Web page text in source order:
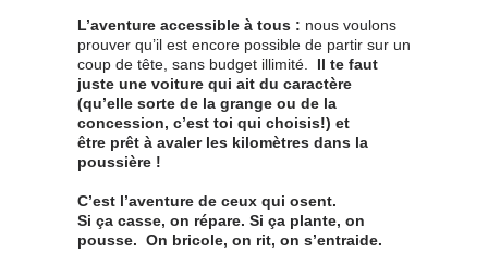
L’aventure accessible à tous : nous voulons
prouver qu’il est encore possible de partir sur un
coup de tête, sans budget illimité.
Il te faut
juste une voiture qui ait du caractère
(qu’elle sorte de la grange ou de la
concession, c’est toi qui choisis!) et
être prêt à avaler les kilomètres dans la
poussière !
C’est l’aventure de ceux qui osent.
Si ça casse, on répare. Si ça plante, on
pousse. On bricole, on rit, on s’entraide.